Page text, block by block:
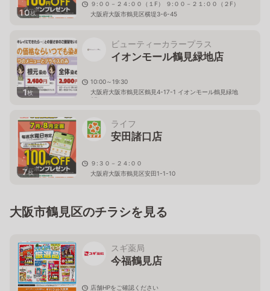
10枚
９:００－２４:００（１F） ９:００－２１:００（２F）
大阪府大阪市鶴見区横堤3-6-45
1枚
ビューティーカラープラス
イオンモール鶴見緑地店
10:00～19:30
大阪府大阪市鶴見区鶴見4-17-1 イオンモール鶴見緑地
2F
7枚
ライフ
安田諸口店
９:３０－２４:００
大阪府大阪市鶴見区安田1-1-10
大阪市鶴見区のチラシを見る
スギ薬局
今福鶴見店
店舗HPをご確認ください